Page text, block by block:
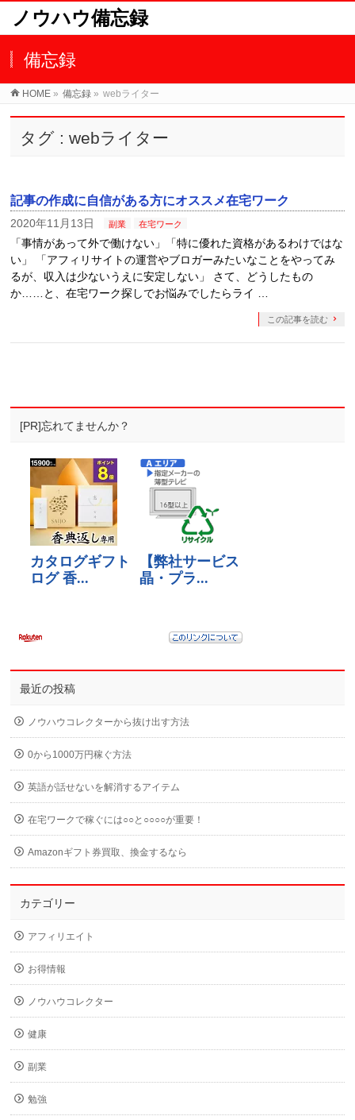
ノウハウ備忘録
備忘録
HOME » 備忘録 » webライター
タグ : webライター
記事の作成に自信がある方にオススメ在宅ワーク
2020年11月13日 副業 在宅ワーク
「事情があって外で働けない」「特に優れた資格があるわけではな
い」 「アフィリサイトの運営やブロガーみたいなことをやってみ
るが、収入は少ないうえに安定しない」 さて、どうしたもの
か……と、在宅ワーク探しでお悩みでしたらライ …
この記事を読む
[PR]忘れてませんか？
最近の投稿
ノウハウコレクターから抜け出す方法
0から1000万円稼ぐ方法
英語が話せないを解消するアイテム
在宅ワークで稼ぐには○○と○○○○が重要！
Amazonギフト券買取、換金するなら
カテゴリー
アフィリエイト
お得情報
ノウハウコレクター
健康
副業
勉強